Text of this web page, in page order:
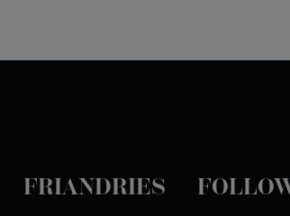
FRIANDRIES